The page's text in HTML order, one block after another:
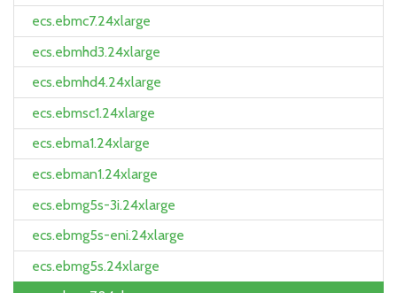
ecs.ebmc7.24xlarge
ecs.ebmhd3.24xlarge
ecs.ebmhd4.24xlarge
ecs.ebmsc1.24xlarge
ecs.ebma1.24xlarge
ecs.ebman1.24xlarge
ecs.ebmg5s-3i.24xlarge
ecs.ebmg5s-eni.24xlarge
ecs.ebmg5s.24xlarge